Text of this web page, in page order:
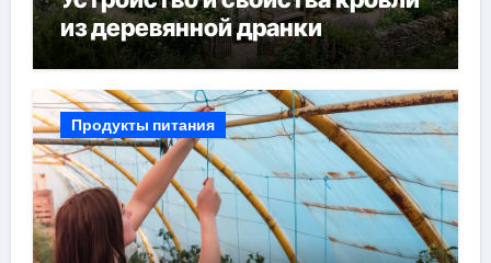
из деревянной дранки
Продукты питания